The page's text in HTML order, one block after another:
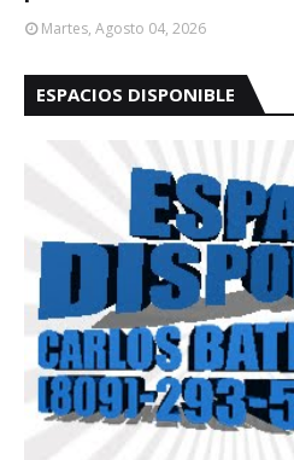
Martes, Agosto 04, 2026
ESPACIOS DISPONIBLE